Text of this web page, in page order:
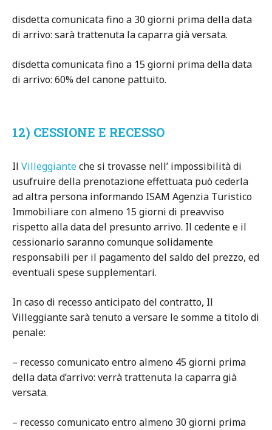
disdetta comunicata fino a 30 giorni prima della data
di arrivo: sarà trattenuta la caparra già versata.
disdetta comunicata fino a 15 giorni prima della data
di arrivo: 60% del canone pattuito.
12) CESSIONE E RECESSO
Il Villeggianteche si trovasse nell’ impossibilità di
usufruire della prenotazione effettuata può cederla
ad altra persona informando ISAM Agenzia Turistico
Immobiliare con almeno 15 giorni di preavviso
rispetto alla data del presunto arrivo. Il cedente e il
cessionario saranno comunque solidamente
responsabili per il pagamento del saldo del prezzo, ed
eventuali spese supplementari.
In caso di recesso anticipato del contratto, Il
Villeggiante sarà tenuto a versare le somme a titolo di
penale:
– recesso comunicato entro almeno 45 giorni prima
della data d’arrivo: verrà trattenuta la caparra già
versata.
– recesso comunicato entro almeno 30 giorni prima